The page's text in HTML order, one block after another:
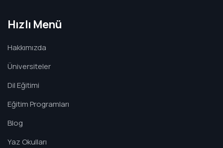
Hızlı Menü
Hakkımızda
Üniversiteler
Dil Eğitimi
Eğitim Programları
Blog
Yaz Okulları